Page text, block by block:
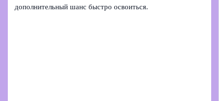
дополнительный шанс быстро освоиться.